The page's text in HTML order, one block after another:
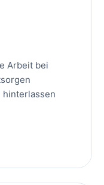
Arbeit bei
hinterlassen